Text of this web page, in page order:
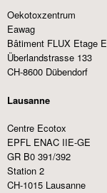
Oekotoxzentrum
Eawag
Bâtiment FLUX Etage E
Überlandstrasse 133
CH-8600 Dübendorf
Lausanne
Centre Ecotox
EPFL ENAC IIE-GE
GR B0 391/392
Station 2
CH-1015 Lausanne